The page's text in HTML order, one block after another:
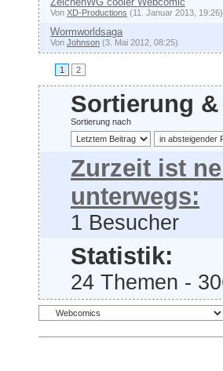
Von XD-Productions (11. Januar 2013, 19:26)
Wormworldsaga
Von Johnson (3. Mai 2012, 08:25)
1 2
Sortierung
Sortierung nach
Zurzeit ist
unterwegs:
1 Besucher
Statistik:
24 Themen -